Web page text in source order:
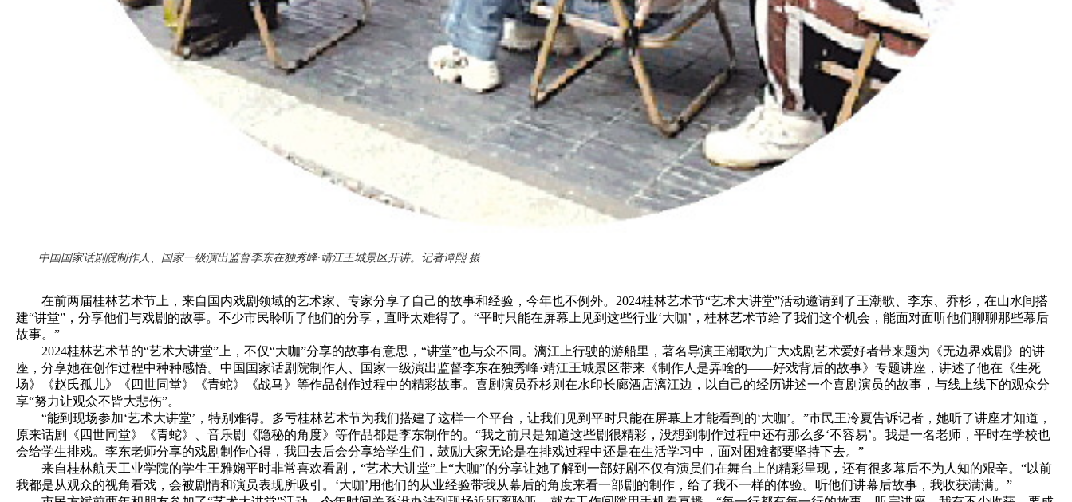
中国国家话剧院制作人、国家一级演出监督李东在独秀峰·靖江王城景区开讲。记者谭熙 摄
在前两届桂林艺术节上，来自国内戏剧领域的艺术家、专家分享了自己的故事和经验，今年也不例外。2024桂林艺术节“艺术大讲堂”活动邀请到了王潮歌、李东、乔杉，在山水间搭
建“讲堂”，分享他们与戏剧的故事。不少市民聆听了他们的分享，直呼太难得了。“平时只能在屏幕上见到这些行业‘大咖’，桂林艺术节给了我们这个机会，能面对面听他们聊聊那些幕后
故事。”
2024桂林艺术节的“艺术大讲堂”上，不仅“大咖”分享的故事有意思，“讲堂”也与众不同。漓江上行驶的游船里，著名导演王潮歌为广大戏剧艺术爱好者带来题为《无边界戏剧》的讲
座，分享她在创作过程中种种感悟。中国国家话剧院制作人、国家一级演出监督李东在独秀峰·靖江王城景区带来《制作人是弄啥的——好戏背后的故事》专题讲座，讲述了他在《生死
场》《赵氏孤儿》《四世同堂》《青蛇》《战马》等作品创作过程中的精彩故事。喜剧演员乔杉则在水印长廊酒店漓江边，以自己的经历讲述一个喜剧演员的故事，与线上线下的观众分
享“努力让观众不皆大悲伤”。
“能到现场参加‘艺术大讲堂’，特别难得。多亏桂林艺术节为我们搭建了这样一个平台，让我们见到平时只能在屏幕上才能看到的‘大咖’。”市民王冷夏告诉记者，她听了讲座才知道，
原来话剧《四世同堂》《青蛇》、音乐剧《隐秘的角度》等作品都是李东制作的。“我之前只是知道这些剧很精彩，没想到制作过程中还有那么多‘不容易’。我是一名老师，平时在学校也
会给学生排戏。李东老师分享的戏剧制作心得，我回去后会分享给学生们，鼓励大家无论是在排戏过程中还是在生活学习中，面对困难都要坚持下去。”
来自桂林航天工业学院的学生王雅娴平时非常喜欢看剧，“艺术大讲堂”上“大咖”的分享让她了解到一部好剧不仅有演员们在舞台上的精彩呈现，还有很多幕后不为人知的艰辛。“以前
我都是从观众的视角看戏，会被剧情和演员表现所吸引。‘大咖’用他们的从业经验带我从幕后的角度来看一部剧的制作，给了我不一样的体验。听他们讲幕后故事，我收获满满。”